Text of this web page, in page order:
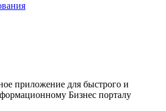
приложение для быстрого и
Бизнес порталу